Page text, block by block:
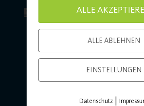
Premium Partner:
ALLE
ALLE ABLEHNEN
EINSTELLUNGEN
Datenschutz |
Vereinsgeschichte!
JETZT TICKET
SICHERN